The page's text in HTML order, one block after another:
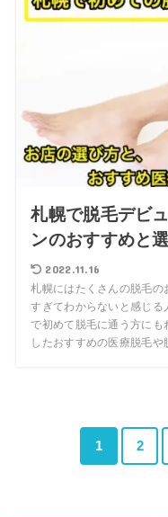
札幌で脱毛デビ
ンのおすすめと
2022.11.16
札幌にはたくさんの脱毛の
すぎてわからないと感じる
で初めて脱毛に通う方にも
したおすすめの医療脱毛や
1 2